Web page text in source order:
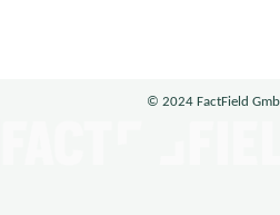
© 2024 FactField